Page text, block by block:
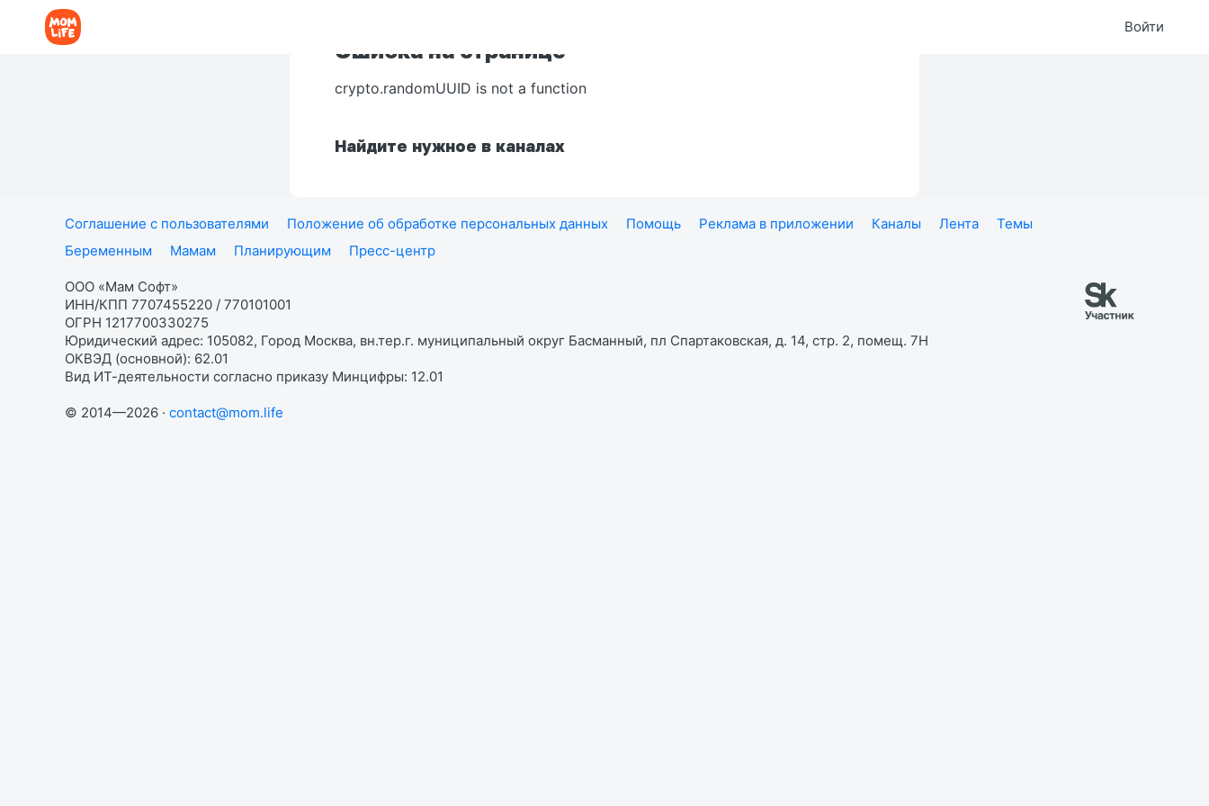
Войти
Ошибка на странице
crypto.randomUUID is not a function
Найдите нужное в каналах
Соглашение с пользователями Положение об обработке персональных данных Помощь Реклама в приложении Каналы Лента
Темы
Беременным
Мамам Планирующим Пресс-центр
ООО «Мам Софт»
ИНН/КПП 7707455220 / 770101001
ОГРН 1217700330275
Юридический адрес: 105082, Город Москва, вн.тер.г. муниципальный округ Басманный, пл Спартаковская, д. 14, стр. 2, помещ. 7Н
ОКВЭД (основной): 62.01
Вид ИТ-деятельности согласно приказу Минцифры: 12.01
© 2014—2026 · contact@mom.life